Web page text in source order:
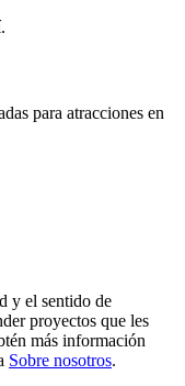
para atracciones en
y el sentido de
proyectos que les
más información
Sobre nosotros.